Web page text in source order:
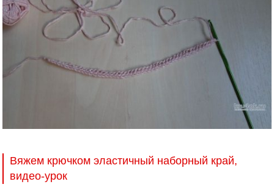
Вяжем крючком эластичный наборный край,
видео-урок